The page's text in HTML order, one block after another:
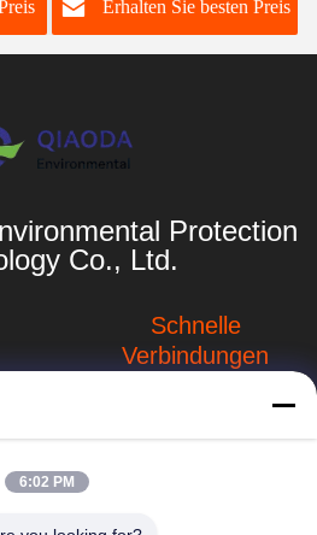
Erhalten Sie besten Preis
Protection
Co., Ltd.
Schnelle
Verbindungen
6:02 PM